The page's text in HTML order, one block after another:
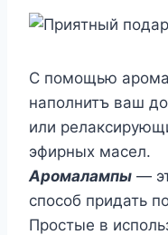
С помощью
наполнитъ ваш
или
эфирных масел.
Аромалампы —
способ придать
Простые в